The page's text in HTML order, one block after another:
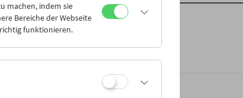
machen, indem sie
Bereiche der Webseite
funktionieren.